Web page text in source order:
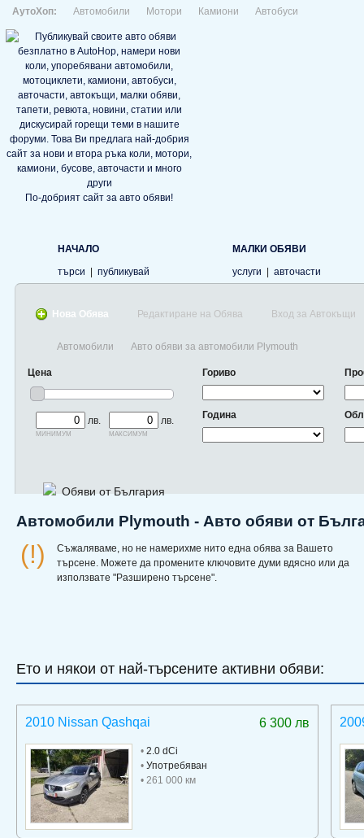
АутоХоп: Автомобили Мотори Камиони Автобуси
По-добрият сайт за авто обяви!
НАЧАЛО
търси
публикувай
МАЛКИ ОБЯВИ
услуги
авточасти
Нова Обява Редактиране на Обява Вход за Автокъщи
Автомобили Авто обяви за автомобили Plymouth
Цена
лв.
минимум
лв.
максимум
Гориво
Година
Обяви от България
Автомобили Plymouth - Авто обяви от
(!)
Съжаляваме, но не намерихме нито една обява за Вашето
търсене. Можете да промените ключовите думи вдясно или да
използвате "Разширено търсене".
Ето и някои от най-търсените активни обяви:
6 300 лв
2010 Nissan Qashqai
• 2.0 dCi
• Употребяван
• 261 000 км